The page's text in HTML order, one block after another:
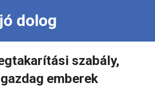
dolog
szabály,
emberek